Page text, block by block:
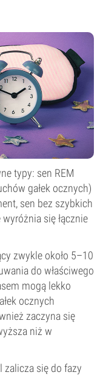
typy: sen REM
gałek ocznych)
sen bez szybkich
się łącznie
zwykle około 5–10
do właściwego
mogą lekko
ocznych
zaczyna się
niż w
zalicza się do fazy